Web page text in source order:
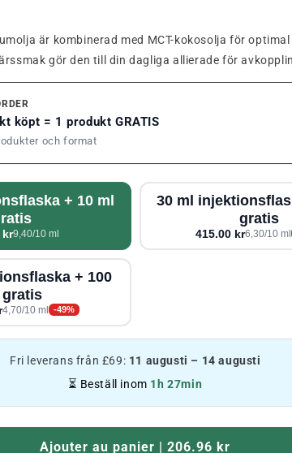
är kombinerad med MCT-kokosolja för
gör den till din dagliga allierade för
köpt = 1 produkt GRATIS
och format
+ 10 ml
kr9,40/10 ml
30 ml
gratis
415.00 kr6,30/10 ml
+ 100
gratis
4,70/10 ml -49%
Fri leverans från £69: 11 augusti – 14 augusti
⏳ Beställ inom 1h 27min
Ajouter au panier | 206.96 kr